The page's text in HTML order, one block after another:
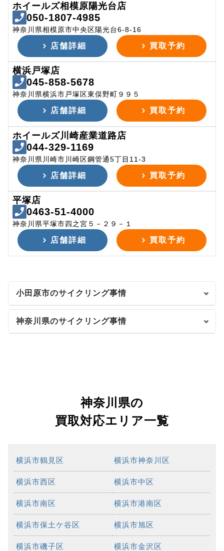
ホイールズ相模原陽光台店
050-1807-4985
神奈川県相模原市中央区陽光台6-8-16
店舗詳細 買取予約
横浜戸塚店
045-858-5678
神奈川県横浜市戸塚区東俣野町９９５
店舗詳細 買取予約
ホイールズ川崎産業道路店
044-329-1169
神奈川県川崎市川崎区鋼管通5丁目11-3
店舗詳細 買取予約
平塚店
0463-51-4000
神奈川県平塚市四之宮５－２９－１
店舗詳細 買取予約
小田原市のサイクリング事情
神奈川県のサイクリング事情
神奈川県の
買取対応エリア一覧
横浜市鶴見区 横浜市神奈川区
横浜市西区 横浜市中区
横浜市南区 横浜市港南区
横浜市保土ケ谷区 横浜市旭区
横浜市磯子区 横浜市金沢区